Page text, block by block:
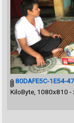
80DAFE5C-1E54-
KiloByte, 1080x810 -